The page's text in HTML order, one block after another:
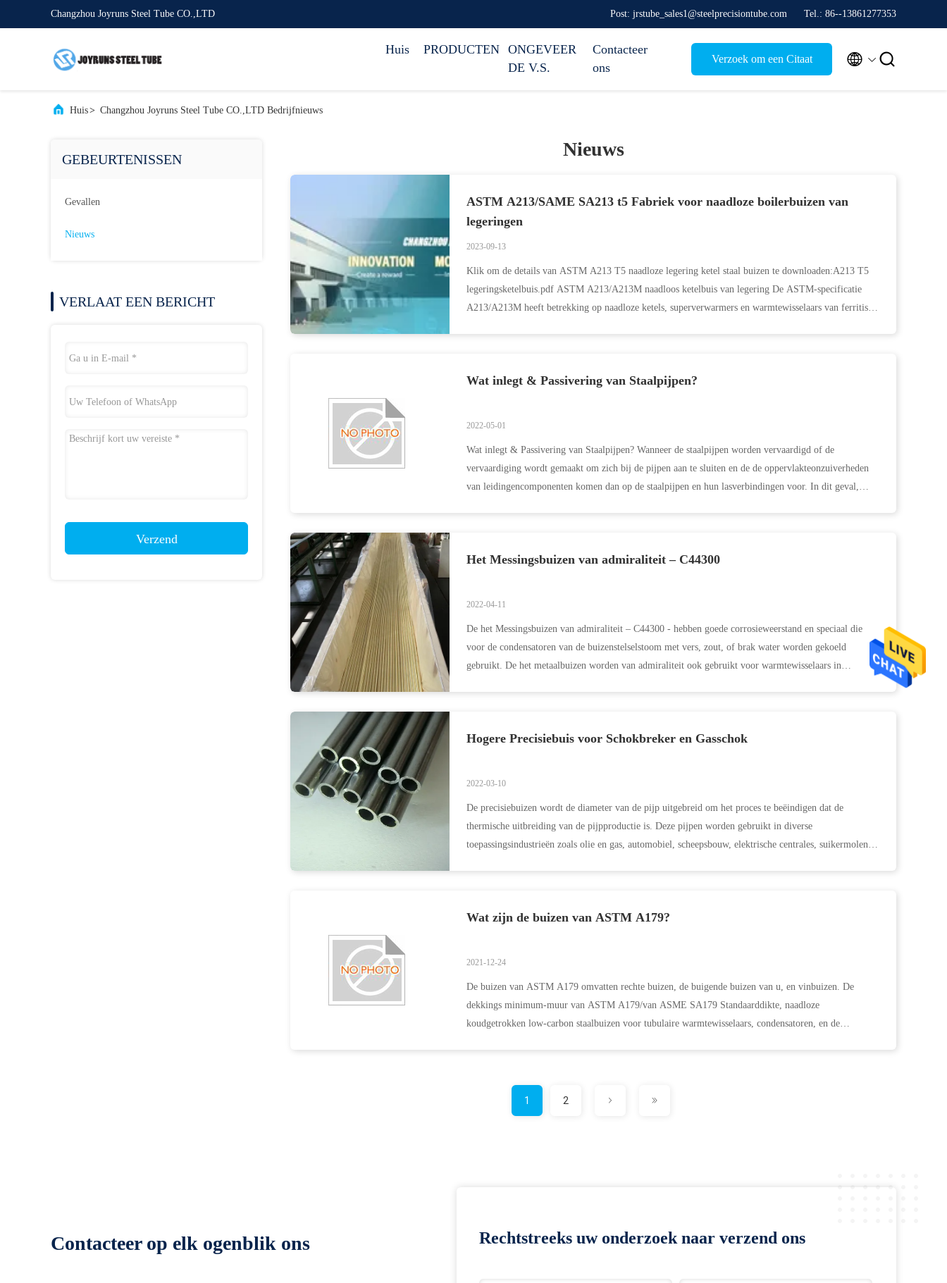
Changzhou Joyruns Steel Tube CO.,LTD Post: jrstube_sales1@steelprecisiontube.com Tel.: 86--13861277353
Huis PRODUCTEN ONGEVEER
DE V.S.
Contacteer
ons
Verzoek om een Citaat  
Huis> Changzhou Joyruns Steel Tube CO.,LTD Bedrijfnieuws
GEBEURTENISSEN
Gevallen
Nieuws
VERLAAT EEN BERICHT
Verzend
Nieuws
ASTM A213/SAME SA213 t5 Fabriek voor naadloze boilerbuizen van
legeringen
2023-09-13
Klik om de details van ASTM A213 T5 naadloze legering ketel staal buizen te downloaden:A213 T5
legeringsketelbuis.pdf ASTM A213/A213M naadloos ketelbuis van legering De ASTM-specificatie
A213/A213M heeft betrekking op naadloze ketels, superverwarmers en warmtewisselaars van ferritisch
Wat inlegt & Passivering van Staalpijpen?
2022-05-01
Wat inlegt & Passivering van Staalpijpen? Wanneer de staalpijpen worden vervaardigd of de
vervaardiging wordt gemaakt om zich bij de pijpen aan te sluiten en de de oppervlakteonzuiverheden
van leidingencomponenten komen dan op de staalpijpen en hun lasverbindingen voor. In dit geval,
Het Messingsbuizen van admiraliteit – C44300
2022-04-11
De het Messingsbuizen van admiraliteit – C44300 - hebben goede corrosieweerstand en speciaal die
voor de condensatoren van de buizenstelselstoom met vers, zout, of brak water worden gekoeld
gebruikt. De het metaalbuizen worden van admiraliteit ook gebruikt voor warmtewisselaars in
Hogere Precisiebuis voor Schokbreker en Gasschok
2022-03-10
De precisiebuizen wordt de diameter van de pijp uitgebreid om het proces te beëindigen dat de
thermische uitbreiding van de pijpproductie is. Deze pijpen worden gebruikt in diverse
toepassingsindustrieën zoals olie en gas, automobiel, scheepsbouw, elektrische centrales, suikermolens
Wat zijn de buizen van ASTM A179?
2021-12-24
De buizen van ASTM A179 omvatten rechte buizen, de buigende buizen van u, en vinbuizen. De
dekkings minimum-muur van ASTM A179/van ASME SA179 Standaarddikte, naadloze
koudgetrokken low-carbon staalbuizen voor tubulaire warmtewisselaars, condensatoren, en de
1 2
Contacteer op elk ogenblik ons Rechtstreeks uw onderzoek naar verzend ons